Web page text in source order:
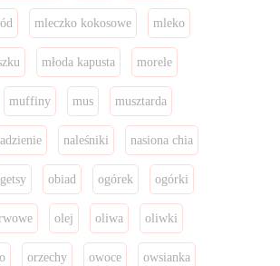
mleczko kokosowe mleko
młoda kapusta morele
muffiny mus musztarda
naleśniki nasiona chia
obiad ogórek ogórki
olej oliwa oliwki
orzechy owoce owsianka